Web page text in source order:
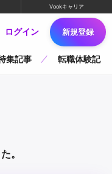
Vookキャリア
ログイン 新規登録
集記事 転職体験記
。